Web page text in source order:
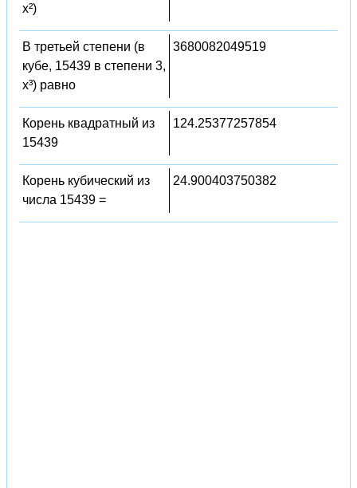
x²)
В третьей степени (в
кубе, 15439 в степени 3,
x³) равно
3680082049519
Корень квадратный из
15439
124.25377257854
Корень кубический из
числа 15439 =
24.900403750382